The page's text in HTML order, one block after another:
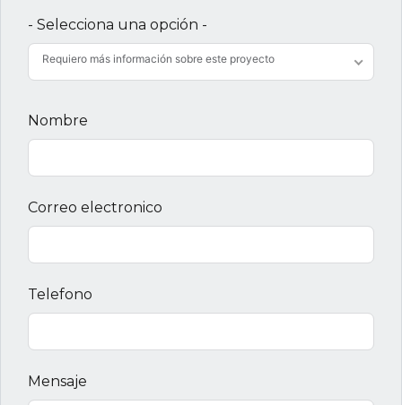
- Selecciona una opción -
Requiero más información sobre este proyecto
Nombre
Correo electronico
Telefono
Mensaje